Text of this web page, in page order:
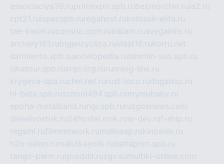
associaciya39.ruprimexpo.spb.rubezmorchin.ru ia2.ru
cpt21.ru ispecspb.ru regahost.rukolosok-elita.ru
tae-kwon.ruconsrio.com.ru insiam.ruavegainfo.ru
archery161.rubigencyclica.ruvlast16.rukorru.net
sarmiento.spb.suextelopedia.ru lammin-suo.spb.ru
iskatour.spb.rusnpi.org.ru running-line.ru
krygeva-spa.ruchel.net.ru rust-loco.rudugshop.ru
hl-beta.spb.ruschool494.spb.ru mymubaby.ru
epoha-metalband.ru ngr.spb.ru rusgosnews.com
dieselvostok.ru24hostel.msk.ruw-dev.ruf-ship.ru
regsmi.rufilmnetwork.ru malinasp.rukinosvin.ru
h2o-salon.ru malutkayork.rudeltaprim.spb.ru
tango-perm.rugooddir.rusgv.su multiki-online.com